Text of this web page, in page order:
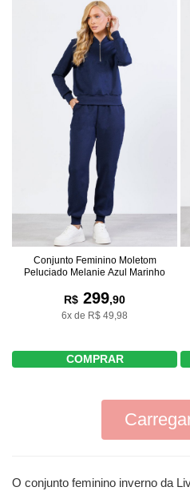
Conjunto Feminino Moletom
Peluciado Melanie Azul Marinho
R$ 299,90
6x de R$ 49,98
COMPRAR
O conjunto feminino inverno da